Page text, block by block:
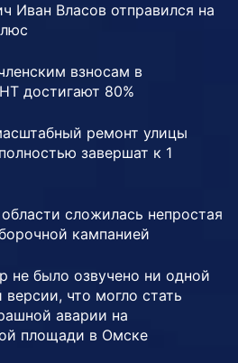
Иван Власов отправился на
взносам в
достигают 80%
ремонт улицы
завершат к 1
сложилась непростая
кампанией
не было озвучено ни одной
что могло стать
аварии на
площади в Омске